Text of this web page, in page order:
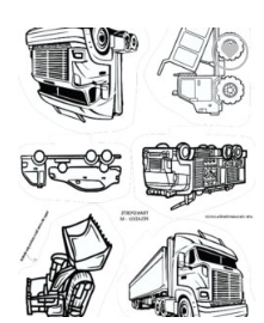
Adicionar
aos